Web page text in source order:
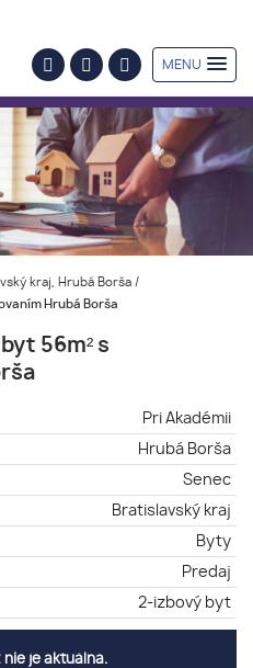
MENU
kraj, Hrubá Borša /
Hrubá Borša
56m² s
Pri Akadémii
Hrubá Borša
Senec
Bratislavský kraj
Byty
Predaj
2-izbový byt
je aktuálna.